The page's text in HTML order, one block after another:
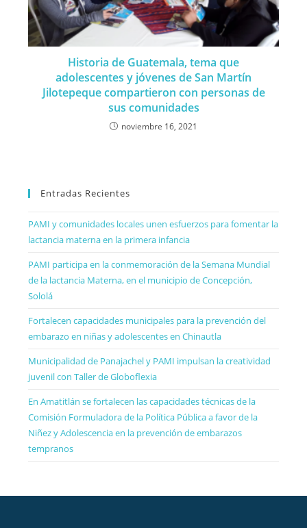
Historia de Guatemala, tema que
adolescentes y jóvenes de San Martín
Jilotepeque compartieron con personas de
sus comunidades
noviembre 16, 2021
Entradas Recientes
PAMI y comunidades locales unen esfuerzos para fomentar la
lactancia materna en la primera infancia
PAMI participa en la conmemoración de la Semana Mundial
de la lactancia Materna, en el municipio de Concepción,
Sololá
Fortalecen capacidades municipales para la prevención del
embarazo en niñas y adolescentes en Chinautla
Municipalidad de Panajachel y PAMI impulsan la creatividad
juvenil con Taller de Globoflexia
En Amatitlán se fortalecen las capacidades técnicas de la
Comisión Formuladora de la Política Pública a favor de la
Niñez y Adolescencia en la prevención de embarazos
tempranos